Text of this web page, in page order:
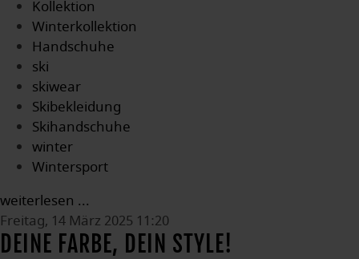
Kollektion
Winterkollektion
Handschuhe
ski
skiwear
Skibekleidung
Skihandschuhe
winter
Wintersport
weiterlesen ...
Freitag, 14 März 2025 11:20
DEINE FARBE, DEIN STYLE!